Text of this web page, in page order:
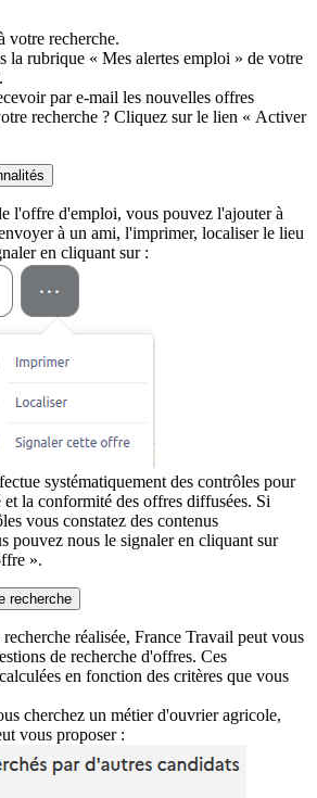
votre recherche.
la rubrique « Mes alertes emploi » de votre
par e-mail les nouvelles offres
recherche ? Cliquez sur le lien « Activer
l'offre d'emploi, vous pouvez l'ajouter à
à un ami, l'imprimer, localiser le lieu
en cliquant sur :
systématiquement des contrôles pour
la conformité des offres diffusées. Si
vous constatez des contenus
pouvez nous le signaler en cliquant sur
».
recherche
réalisée, France Travail peut vous
de recherche d'offres. Ces
en fonction des critères que vous
cherchez un métier d'ouvrier agricole,
vous proposer :